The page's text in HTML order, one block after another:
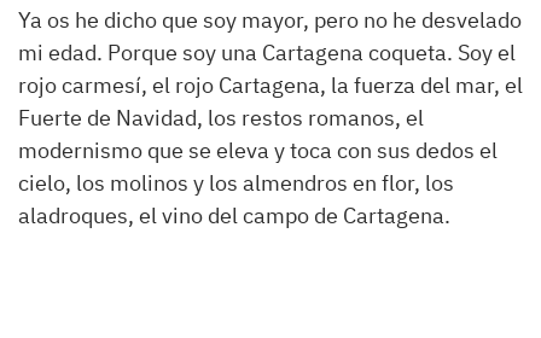
Ya os he dicho que soy mayor, pero no he desvelado
mi edad. Porque soy una Cartagena coqueta. Soy el
rojo carmesí, el rojo Cartagena, la fuerza del mar, el
Fuerte de Navidad, los restos romanos, el
modernismo que se eleva y toca con sus dedos el
cielo, los molinos y los almendros en flor, los
aladroques, el vino del campo de Cartagena.